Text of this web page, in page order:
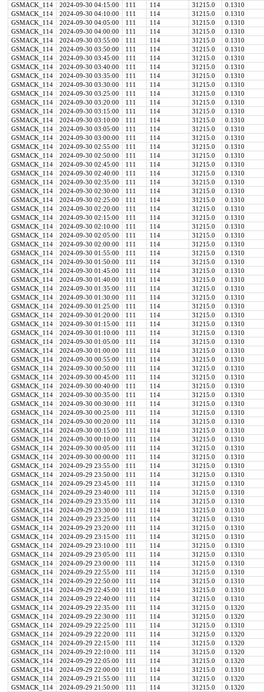
GSMACK_114 2024-09-30 04:15:00 111 114 31215.0
0.1310
GSMACK_114
2024-09-30 04:10:00 111 114 31215.0
0.1310
GSMACK_114
2024-09-30 04:05:00 111 114 31215.0
0.1310
GSMACK_114
2024-09-30 04:00:00 111 114 31215.0
0.1310
GSMACK_114
2024-09-30 03:55:00 111 114 31215.0
0.1310
GSMACK_114
2024-09-30 03:50:00 111 114 31215.0
0.1310
GSMACK_114
2024-09-30 03:45:00 111 114 31215.0
0.1310
GSMACK_114
2024-09-30 03:40:00 111 114 31215.0
0.1310
GSMACK_114
2024-09-30 03:35:00 111 114 31215.0
0.1310
GSMACK_114
2024-09-30 03:30:00 111 114 31215.0
0.1310
GSMACK_114
2024-09-30 03:25:00 111 114 31215.0
0.1310
GSMACK_114
2024-09-30 03:20:00 111 114 31215.0
0.1310
GSMACK_114
2024-09-30 03:15:00 111 114 31215.0
0.1310
GSMACK_114
2024-09-30 03:10:00 111 114 31215.0
0.1310
GSMACK_114
2024-09-30 03:05:00 111 114 31215.0
0.1310
GSMACK_114
2024-09-30 03:00:00 111 114 31215.0
0.1310
GSMACK_114
2024-09-30 02:55:00 111 114 31215.0
0.1310
GSMACK_114
2024-09-30 02:50:00 111 114 31215.0
0.1310
GSMACK_114
2024-09-30 02:45:00 111 114 31215.0
0.1310
GSMACK_114
2024-09-30 02:40:00 111 114 31215.0
0.1310
GSMACK_114
2024-09-30 02:35:00 111 114 31215.0
0.1310
GSMACK_114
2024-09-30 02:30:00 111 114 31215.0
0.1310
GSMACK_114
2024-09-30 02:25:00 111 114 31215.0
0.1310
GSMACK_114
2024-09-30 02:20:00 111 114 31215.0
0.1310
GSMACK_114
2024-09-30 02:15:00 111 114 31215.0
0.1310
GSMACK_114
2024-09-30 02:10:00 111 114 31215.0
0.1310
GSMACK_114
2024-09-30 02:05:00 111 114 31215.0
0.1310
GSMACK_114
2024-09-30 02:00:00 111 114 31215.0
0.1310
GSMACK_114
2024-09-30 01:55:00 111 114 31215.0
0.1310
GSMACK_114
2024-09-30 01:50:00 111 114 31215.0
0.1310
GSMACK_114
2024-09-30 01:45:00 111 114 31215.0
0.1310
GSMACK_114
2024-09-30 01:40:00 111 114 31215.0
0.1310
GSMACK_114
2024-09-30 01:35:00 111 114 31215.0
0.1310
GSMACK_114
2024-09-30 01:30:00 111 114 31215.0
0.1310
GSMACK_114
2024-09-30 01:25:00 111 114 31215.0
0.1310
GSMACK_114
2024-09-30 01:20:00 111 114 31215.0
0.1310
GSMACK_114
2024-09-30 01:15:00 111 114 31215.0
0.1310
GSMACK_114
2024-09-30 01:10:00 111 114 31215.0
0.1310
GSMACK_114
2024-09-30 01:05:00 111 114 31215.0
0.1310
GSMACK_114
2024-09-30 01:00:00 111 114 31215.0
0.1310
GSMACK_114
2024-09-30 00:55:00 111 114 31215.0
0.1310
GSMACK_114
2024-09-30 00:50:00 111 114 31215.0
0.1310
GSMACK_114
2024-09-30 00:45:00 111 114 31215.0
0.1310
GSMACK_114
2024-09-30 00:40:00 111 114 31215.0
0.1310
GSMACK_114
2024-09-30 00:35:00 111 114 31215.0
0.1310
GSMACK_114
2024-09-30 00:30:00 111 114 31215.0
0.1310
GSMACK_114
2024-09-30 00:25:00 111 114 31215.0
0.1310
GSMACK_114
2024-09-30 00:20:00 111 114 31215.0
0.1310
GSMACK_114
2024-09-30 00:15:00 111 114 31215.0
0.1310
GSMACK_114
2024-09-30 00:10:00 111 114 31215.0
0.1310
GSMACK_114
2024-09-30 00:05:00 111 114 31215.0
0.1310
GSMACK_114
2024-09-30 00:00:00 111 114 31215.0
0.1310
GSMACK_114
2024-09-29 23:55:00 111 114 31215.0
0.1310
GSMACK_114
2024-09-29 23:50:00 111 114 31215.0
0.1310
GSMACK_114
2024-09-29 23:45:00 111 114 31215.0
0.1310
GSMACK_114
2024-09-29 23:40:00 111 114 31215.0
0.1310
GSMACK_114
2024-09-29 23:35:00 111 114 31215.0
0.1310
GSMACK_114
2024-09-29 23:30:00 111 114 31215.0
0.1310
GSMACK_114
2024-09-29 23:25:00 111 114 31215.0
0.1310
GSMACK_114
2024-09-29 23:20:00 111 114 31215.0
0.1310
GSMACK_114
2024-09-29 23:15:00 111 114 31215.0
0.1310
GSMACK_114
2024-09-29 23:10:00 111 114 31215.0
0.1310
GSMACK_114
2024-09-29 23:05:00 111 114 31215.0
0.1310
GSMACK_114
2024-09-29 23:00:00 111 114 31215.0
0.1310
GSMACK_114
2024-09-29 22:55:00 111 114 31215.0
0.1310
GSMACK_114
2024-09-29 22:50:00 111 114 31215.0
0.1310
GSMACK_114
2024-09-29 22:45:00 111 114 31215.0
0.1310
GSMACK_114
2024-09-29 22:40:00 111 114 31215.0
0.1310
GSMACK_114
2024-09-29 22:35:00 111 114 31215.0
0.1320
GSMACK_114
2024-09-29 22:30:00 111 114 31215.0
0.1320
GSMACK_114
2024-09-29 22:25:00 111 114 31215.0
0.1310
GSMACK_114
2024-09-29 22:20:00 111 114 31215.0
0.1320
GSMACK_114
2024-09-29 22:15:00 111 114 31215.0
0.1320
GSMACK_114
2024-09-29 22:10:00 111 114 31215.0
0.1320
GSMACK_114
2024-09-29 22:05:00 111 114 31215.0
0.1320
GSMACK_114
2024-09-29 22:00:00 111 114 31215.0
0.1310
GSMACK_114
2024-09-29 21:55:00 111 114 31215.0
0.1320
GSMACK_114
2024-09-29 21:50:00 111 114 31215.0
0.1320